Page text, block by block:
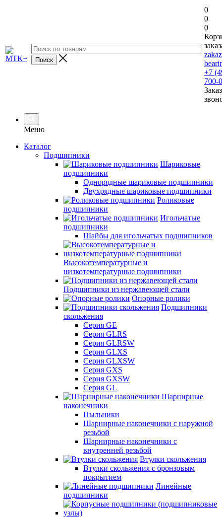
0
0
0
+7
700-
Меню
Каталог
Подшипники
Шариковые
подшипники
Однорядные шариковые подшипники
Двухрядные шариковые подшипники
Роликовые
подшипники
Игольчатые
подшипники
Шайбы для игольчатых подшипников
Высокотемпературные и
низкотемпературные подшипники
Подшипники из нержавеющей стали
Опорные ролики
Подшипники
скольжения
Серия GE
Серия GLRS
Серия GLRSW
Серия GLXS
Серия GLXSW
Серия GXS
Серия GXSW
Серия GL
Шарнирные
наконечники
Пыльники
Шарнирные наконечники с наружной
резьбой
Шарнирные наконечники с
внутренней резьбой
Втулки скольжения
Втулки скольжения с бронзовым
покрытием
Линейные
подшипники